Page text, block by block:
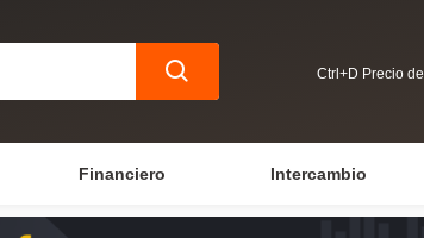
Ctrl+D Precio
Financiero Intercambio